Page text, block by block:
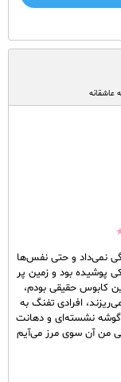
عاشقانه
نمی‌داد و حتی نفس‌ها
پوشیده بود و زمین پر
کابوس حقیقی بودم،
افرادی تفنگ به
گوشه نشسته‌ای و دهانت
من آن سوی مرز می‌آیم